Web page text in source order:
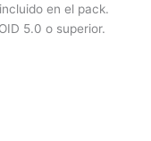
en el pack.
5.0 o superior.